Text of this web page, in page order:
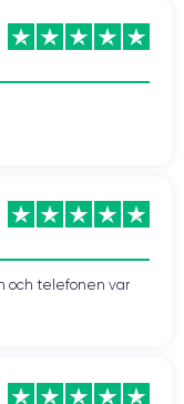
och telefonen var